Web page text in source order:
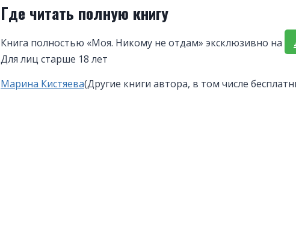
Где читать полную книгу
Книга полностью «Моя. Никому не отдам» эксклюзивно на
Для лиц старше 18 лет
Метки
Марина Кистяева(Другие книги автора, в том числе